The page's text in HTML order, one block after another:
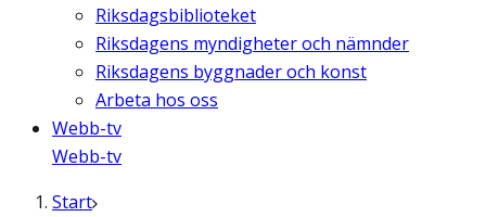
Riksdagsbiblioteket
Riksdagens myndigheter och nämnder
Riksdagens byggnader och konst
Arbeta hos oss
Webb-tv
Webb-tv
Start